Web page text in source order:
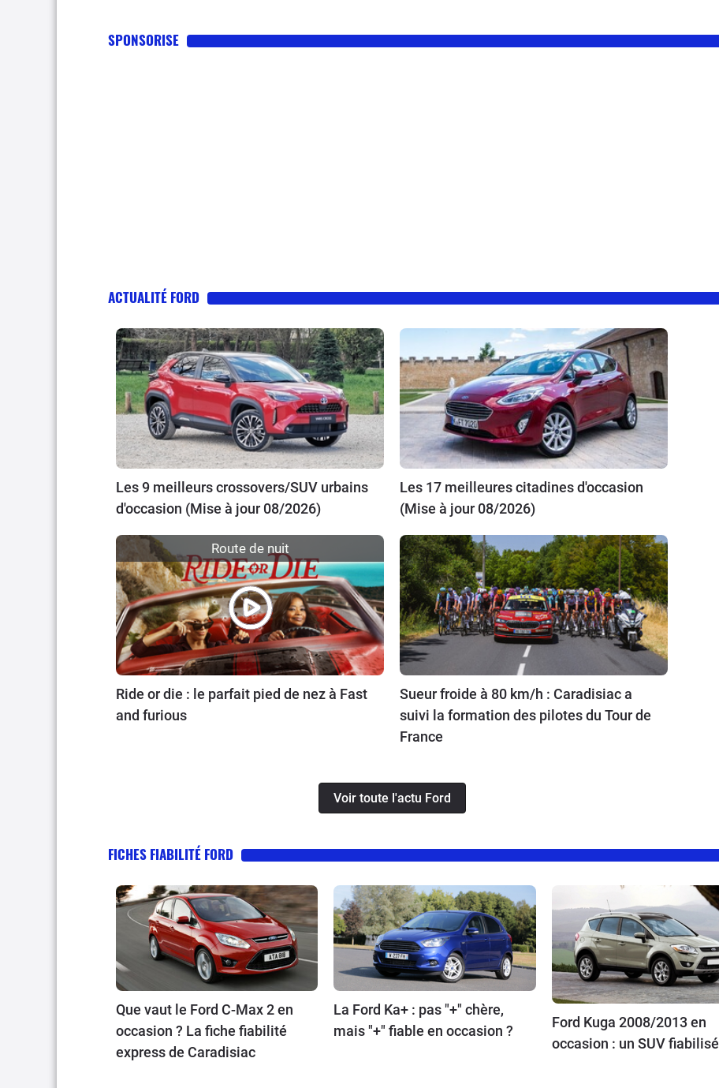
SPONSORISE
ACTUALITÉ FORD
Les 9 meilleurs crossovers/SUV urbains
d'occasion (Mise à jour 08/2026)
Les 17 meilleures citadines d'occasion
(Mise à jour 08/2026)
Route de nuit
Ride or die : le parfait pied de nez à Fast
and furious
Sueur froide à 80 km/h : Caradisiac a
suivi la formation des pilotes du Tour de
France
Voir toute l'actu Ford
FICHES FIABILITÉ FORD
Que vaut le Ford C-Max 2 en
occasion ? La fiche fiabilité
express de Caradisiac
La Ford Ka+ : pas "+" chère,
mais "+" fiable en occasion ?
Ford Kuga 2008/2013 en
occasion : un SUV fiabilisé